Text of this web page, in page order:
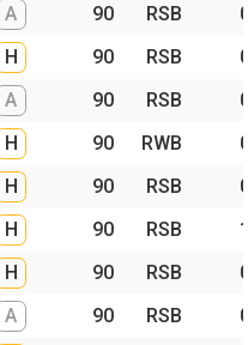
A 90 RSB
H 90 RSB
A 90 RSB
H 90 RWB
H 90 RSB
H 90 RSB
H 90 RSB
A 90 RSB